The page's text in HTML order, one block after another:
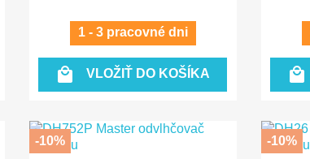
1 - 3 pracovné dni
 VLOŽIŤ DO KOŠÍKA 
-10% -10%